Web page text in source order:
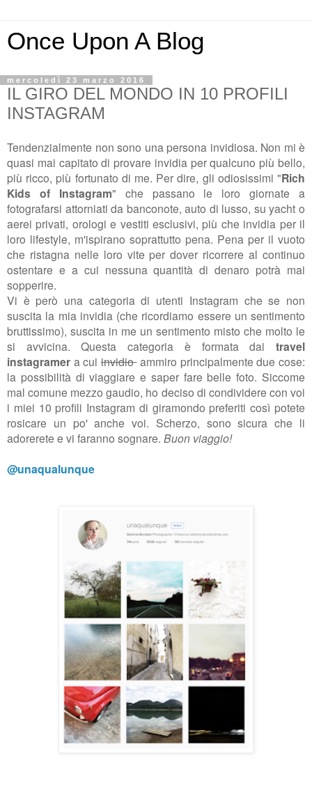
Once Upon A Blog
mercoledì 23 marzo 2016
IL GIRO DEL MONDO IN 10 PROFILI
INSTAGRAM
Tendenzialmente non sono una persona invidiosa. Non mi è
quasi mai capitato di provare invidia per qualcuno più bello,
più ricco, più fortunato di me. Per dire, gli odiosissimi "Rich
Kids of Instagram" che passano le loro giornate a
fotografarsi attorniati da banconote, auto di lusso, su yacht o
aerei privati, orologi e vestiti esclusivi, più che invidia per il
loro lifestyle, m'ispirano soprattutto pena. Pena per il vuoto
che ristagna nelle loro vite per dover ricorrere al continuo
ostentare e a cui nessuna quantità di denaro potrà mai
sopperire.
Vi è però una categoria di utenti Instagram che se non
suscita la mia invidia (che ricordiamo essere un sentimento
bruttissimo), suscita in me un sentimento misto che molto le
si avvicina. Questa categoria è formata dai travel
instagramer a cui invidioammiro principalmente due cose:
la possibilità di viaggiare e saper fare belle foto. Siccome
mal comune mezzo gaudio, ho deciso di condividere con voi
i miei 10 profili Instagram di giramondo preferiti così potete
rosicare un po' anche voi. Scherzo, sono sicura che li
adorerete e vi faranno sognare. Buon viaggio!
@unaqualunque